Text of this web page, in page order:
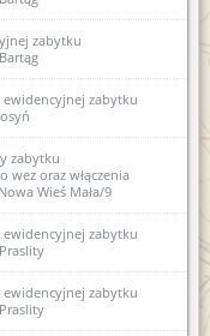
zabytku
ewidencyjnej zabytku
zabytku
wez oraz włączenia
Wieś Mała/9
ewidencyjnej zabytku
ewidencyjnej zabytku